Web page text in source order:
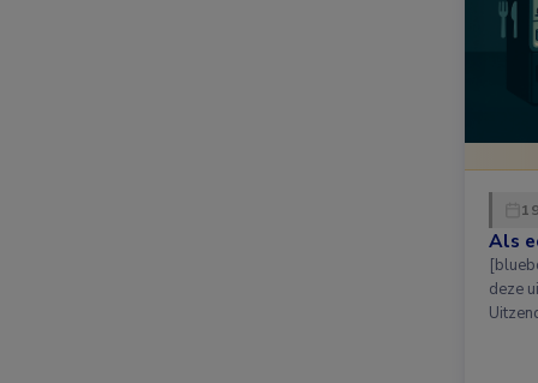
Als
[bluebox] Op 19
deze